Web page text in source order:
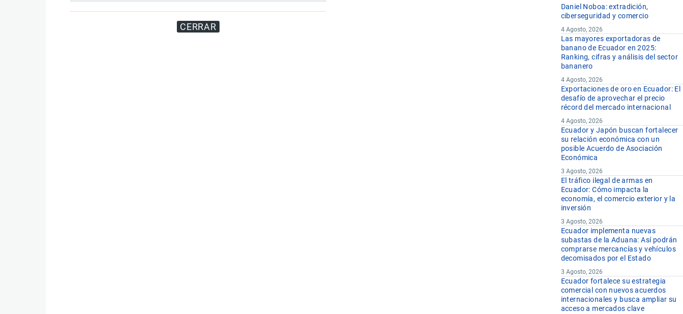
CERRAR
Daniel Noboa: extradición,
ciberseguridad y comercio
4 Agosto, 2026
Las mayores exportadoras de
banano de Ecuador en 2025:
Ranking, cifras y análisis del sector
bananero
4 Agosto, 2026
Exportaciones de oro en Ecuador: El
desafío de aprovechar el precio
récord del mercado internacional
4 Agosto, 2026
Ecuador y Japón buscan fortalecer
su relación económica con un
posible Acuerdo de Asociación
Económica
3 Agosto, 2026
El tráfico ilegal de armas en
Ecuador: Cómo impacta la
economía, el comercio exterior y la
inversión
3 Agosto, 2026
Ecuador implementa nuevas
subastas de la Aduana: Así podrán
comprarse mercancías y vehículos
decomisados por el Estado
3 Agosto, 2026
Ecuador fortalece su estrategia
comercial con nuevos acuerdos
internacionales y busca ampliar su
acceso a mercados clave